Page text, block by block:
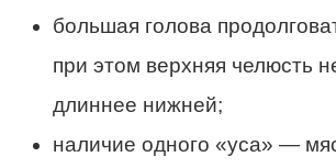
большая голова
при этом верхняя челюсть
длиннее нижней;
наличие одного «уса» —